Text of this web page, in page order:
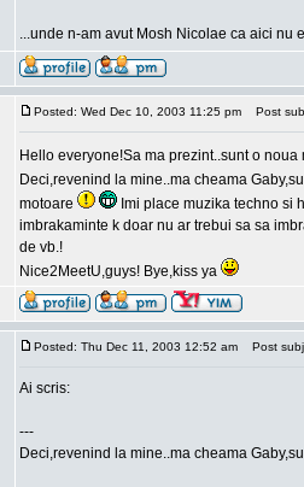
...unde n-am avut Mosh Nicolae ca aici nu
Posted: Wed Dec 10, 2003 11:25 pm Post
Hello everyone!Sa ma prezint..sunt o
Deci,revenind la mine..ma cheama
motoare
Imi place muzika techno si
imbrakaminte k doar nu ar trebui sa sa
de vb.!
Nice2MeetU,guys! Bye,kiss ya
Posted: Thu Dec 11, 2003 12:52 am Post
Ai scris:
---
Deci,revenind la mine..ma cheama